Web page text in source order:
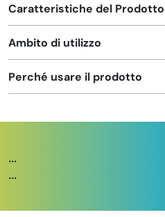
Caratteristiche del Prodotto
Ambito di utilizzo
Perché usare il prodotto
...
...